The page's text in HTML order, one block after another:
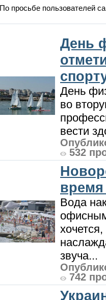
По просьбе пользователей
День
День
во
вести
532
Вода
звуча...
742